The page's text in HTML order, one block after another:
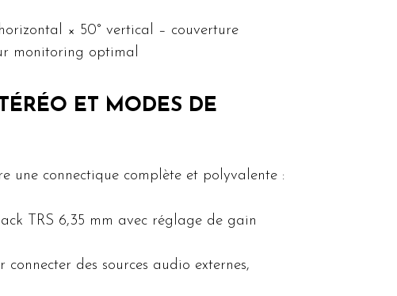
× 50° vertical – couverture
monitoring optimal
ET MODES DE
une connectique complète et polyvalente :
TRS 6,35 mm avec réglage de gain
connecter des sources audio externes,